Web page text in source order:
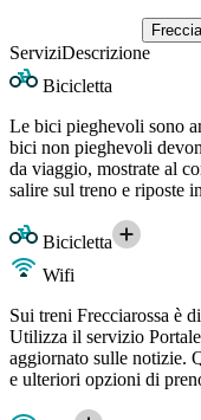
ServiziDescrizione
Bicicletta
Le bici pieghevoli sono
bici non pieghevoli
da viaggio, mostrate al
salire sul treno e riposte
Bicicletta
Wifi
Sui treni Frecciarossa è
Utilizza il servizio
aggiornato sulle notizie.
e ulteriori opzioni di